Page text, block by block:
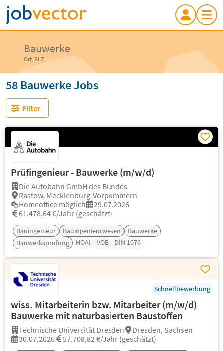
Bauwerke
Ort, PLZ
58 Bauwerke Jobs
Filter
Prüfingenieur - Bauwerke (m/w/d)
Die Autobahn GmbH des Bundes
Rastow, Mecklenburg-Vorpommern
Homeoffice möglich
29.07.2026
61.478,64 €/Jahr (geschätzt)
Bauingenieur Bauingenieurwesen
Bauwerke
Bauwerksprüfung
HOAI VOB DIN 1076
Schnellbewerbung
wiss. Mitarbeiterin bzw. Mitarbeiter (m/w/d)
Bauwerke mit naturbasierten Baustoffen
Technische Universität Dresden
Dresden, Sachsen
30.07.2026
57.708,82 €/Jahr (geschätzt)